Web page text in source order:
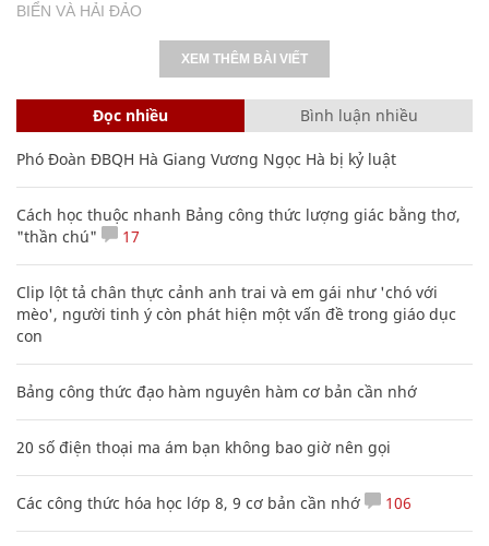
BIỂN VÀ HẢI ĐẢO
XEM THÊM BÀI VIẾT
Đọc nhiều Bình luận nhiều
Phó Đoàn ĐBQH Hà Giang Vương Ngọc Hà bị kỷ luật
Cách học thuộc nhanh Bảng công thức lượng giác bằng thơ,
"thần chú"
17
Clip lột tả chân thực cảnh anh trai và em gái như 'chó với
mèo', người tinh ý còn phát hiện một vấn đề trong giáo dục
con
Bảng công thức đạo hàm nguyên hàm cơ bản cần nhớ
20 số điện thoại ma ám bạn không bao giờ nên gọi
Các công thức hóa học lớp 8, 9 cơ bản cần nhớ 106